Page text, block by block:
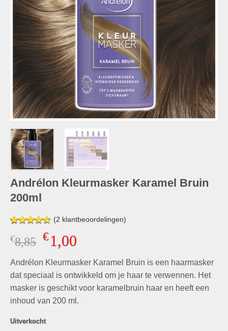
Andrélon Kleurmasker Karamel Bruin
200ml
Gewaardeerd
4.50 op 5
gebaseerd
waarderingen
(2 klantbeoordelingen)
€8,85 Oorspronkelijke
prijs
was:
€8,85.
€1,00Huidige
is:
€1,00.
Andrélon Kleurmasker Karamel Bruin is een haarmasker
dat speciaal is ontwikkeld om je haar te verwennen. Het
masker is geschikt voor karamelbruin haar en heeft een
inhoud van 200 ml.
Uitverkocht